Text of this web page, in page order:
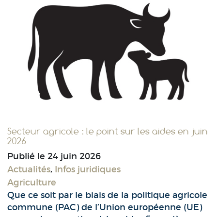
Secteur agricole : le point sur les aides en juin
2026
Publié le 24 juin 2026
Actualités, Infos juridiques
Agriculture
Que ce soit par le biais de la politique agricole
commune (PAC) de l’Union européenne (UE)